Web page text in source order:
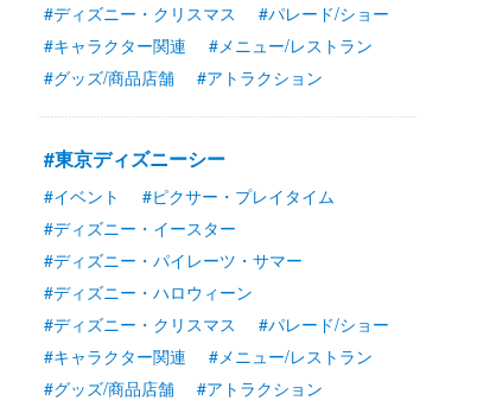
#ディズニー・クリスマス
#パレード/ショー
#キャラクター関連
#メニュー/レストラン
#グッズ/商品店舗
#アトラクション
#東京ディズニーシー
#イベント
#ピクサー・プレイタイム
#ディズニー・イースター
#ディズニー・パイレーツ・サマー
#ディズニー・ハロウィーン
#ディズニー・クリスマス
#パレード/ショー
#キャラクター関連
#メニュー/レストラン
#グッズ/商品店舗
#アトラクション